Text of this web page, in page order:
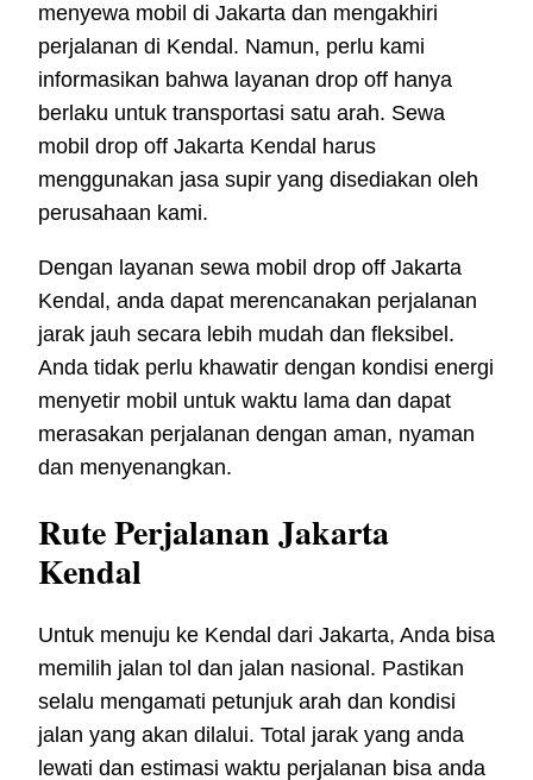
menyewa mobil di Jakarta dan mengakhiri
perjalanan di Kendal. Namun, perlu kami
informasikan bahwa layanan drop off hanya
berlaku untuk transportasi satu arah. Sewa
mobil drop off Jakarta Kendal harus
menggunakan jasa supir yang disediakan oleh
perusahaan kami.
Dengan layanan sewa mobil drop off Jakarta
Kendal, anda dapat merencanakan perjalanan
jarak jauh secara lebih mudah dan fleksibel.
Anda tidak perlu khawatir dengan kondisi energi
menyetir mobil untuk waktu lama dan dapat
merasakan perjalanan dengan aman, nyaman
dan menyenangkan.
Rute Perjalanan Jakarta
Kendal
Untuk menuju ke Kendal dari Jakarta, Anda bisa
memilih jalan tol dan jalan nasional. Pastikan
selalu mengamati petunjuk arah dan kondisi
jalan yang akan dilalui. Total jarak yang anda
lewati dan estimasi waktu perjalanan bisa anda